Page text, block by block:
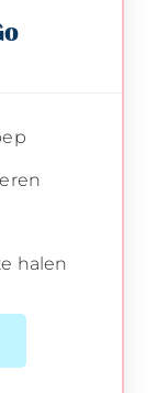
halen